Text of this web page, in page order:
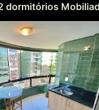
dormitórios